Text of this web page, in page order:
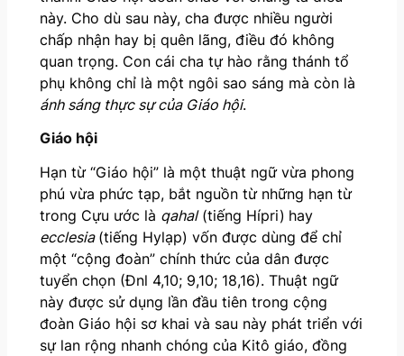
này. Cho dù sau này, cha được nhiều người
chấp nhận hay bị quên lãng, điều đó không
quan trọng. Con cái cha tự hào rằng thánh tổ
phụ không chỉ là một ngôi sao sáng mà còn là
ánh sáng thực sự của Giáo hội.
Giáo hội
Hạn từ “Giáo hội” là một thuật ngữ vừa phong
phú vừa phức tạp, bắt nguồn từ những hạn từ
trong Cựu ước là qahal(tiếng Hípri) hay
ecclesia (tiếng Hylạp) vốn được dùng để chỉ
một “cộng đoàn” chính thức của dân được
tuyển chọn (Đnl 4,10; 9,10; 18,16). Thuật ngữ
này được sử dụng lần đầu tiên trong cộng
đoàn Giáo hội sơ khai và sau này phát triển với
sự lan rộng nhanh chóng của Kitô giáo, đồng